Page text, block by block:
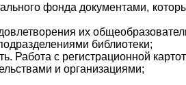
фонда документами,
их
библиотеки;
с регистрационной
и организациями;